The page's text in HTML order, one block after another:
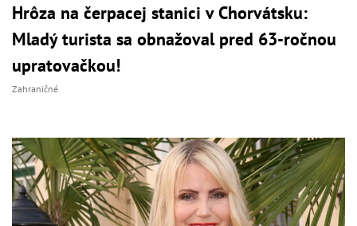
Hrôza na čerpacej stanici v Chorvátsku:
Mladý turista sa obnažoval pred 63-ročnou
upratovačkou!
Zahraničné